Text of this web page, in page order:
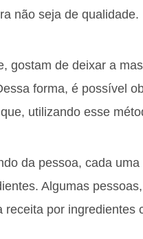
não seja de qualidade.
gostam de deixar a
forma, é possível
utilizando esse
da pessoa, cada
Algumas
receita por ingredientes